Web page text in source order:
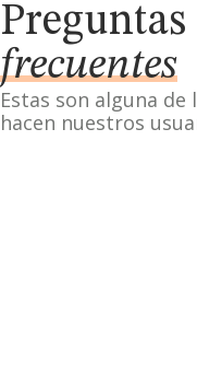
Preguntas
frecuentes
Estas son alguna
hacen nuestros